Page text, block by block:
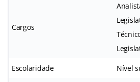
Cargos
Escolaridade Nível